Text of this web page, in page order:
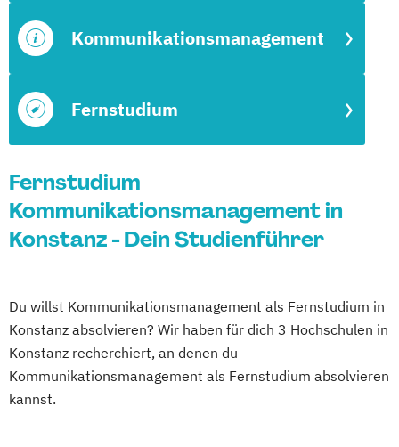
Fernstudium
Kommunikationsmanagement
Fernstudium
Kommunikationsmanagement in
Konstanz - Dein Studienführer
Du willst Kommunikationsmanagement als Fernstudium in
Konstanz absolvieren? Wir haben für dich 3 Hochschulen in
Konstanz recherchiert, an denen du
Kommunikationsmanagement als Fernstudium absolvieren
kannst.